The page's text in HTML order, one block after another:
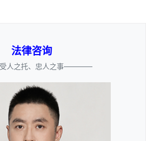
法律咨询
之托、忠人之事————